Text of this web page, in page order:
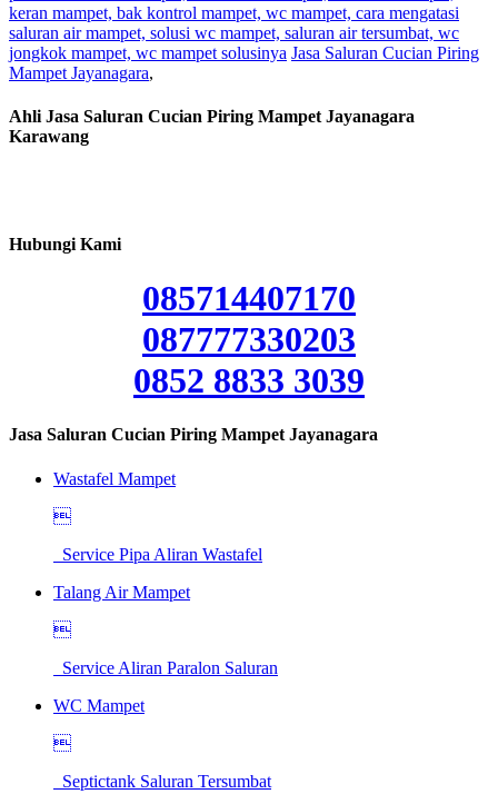
keran mampet, bak kontrol mampet, wc mampet, cara mengatasi
saluran air mampet, solusi wc mampet, saluran air tersumbat, wc
jongkok mampet, wc mampet solusinya Jasa Saluran Cucian Piring
Mampet Jayanagara,
Ahli Jasa Saluran Cucian Piring Mampet Jayanagara
Karawang
Hubungi Kami
085714407170
087777330203
0852 8833 3039
Jasa Saluran Cucian Piring Mampet Jayanagara
Wastafel Mampet

Service Pipa Aliran Wastafel
Talang Air Mampet

Service Aliran Paralon Saluran
WC Mampet

Septictank Saluran Tersumbat